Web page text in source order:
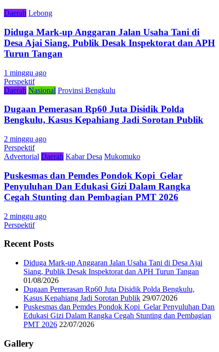
Daerah Lebong
Diduga Mark-up Anggaran Jalan Usaha Tani di
Desa Ajai Siang, Publik Desak Inspektorat dan APH
Turun Tangan
1 minggu ago
Perspektif
Daerah Nasional Provinsi Bengkulu
Dugaan Pemerasan Rp60 Juta Disidik Polda
Bengkulu, Kasus Kepahiang Jadi Sorotan Publik
2 minggu ago
Perspektif
Advertorial Daerah Kabar Desa Mukomuko
Puskesmas dan Pemdes Pondok Kopi Gelar
Penyuluhan Dan Edukasi Gizi Dalam Rangka
Cegah Stunting dan Pembagian PMT 2026
2 minggu ago
Perspektif
Recent Posts
Diduga Mark-up Anggaran Jalan Usaha Tani di Desa Ajai
Siang, Publik Desak Inspektorat dan APH Turun Tangan
01/08/2026
Dugaan Pemerasan Rp60 Juta Disidik Polda Bengkulu,
Kasus Kepahiang Jadi Sorotan Publik 29/07/2026
Puskesmas dan Pemdes Pondok Kopi Gelar Penyuluhan Dan
Edukasi Gizi Dalam Rangka Cegah Stunting dan Pembagian
PMT 2026 22/07/2026
Gallery